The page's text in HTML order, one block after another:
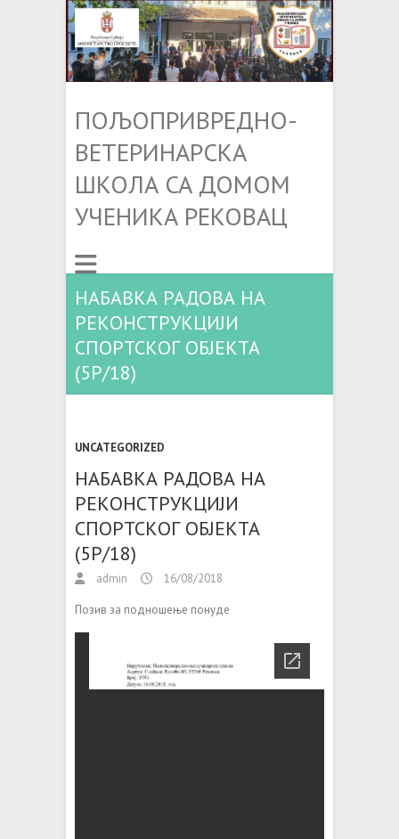
ПОЉОПРИВРЕДНО-
ВЕТЕРИНАРСКА
ШКОЛА СА ДОМОМ
УЧЕНИКА РЕКОВАЦ
НАБАВКА РАДОВА НА
РЕКОНСТРУКЦИЈИ
СПОРТСКОГ ОБЈЕКТА
(5Р/18)
UNCATEGORIZED
НАБАВКА РАДОВА НА
РЕКОНСТРУКЦИЈИ
СПОРТСКОГ ОБЈЕКТА
(5Р/18)
admin 16/08/2018
Позив за подношење понуде